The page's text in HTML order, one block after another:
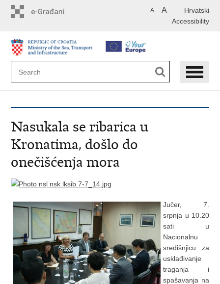
Hrvatski
A A
Accessibility
Nasukala se ribarica u
Kronatima, došlo do
onečišćenja mora
Jučer, 7.
srpnja u 10.20
sati u
Nacionalnu
središnjicu za
usklađivanje
traganja i
spašavanja na